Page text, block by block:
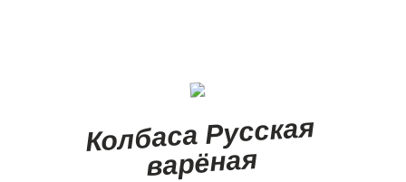
Колбаса Русская
варёная